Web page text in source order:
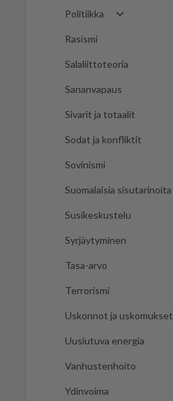
Politiikka
Rasismi
Salaliittoteoria
Sananvapaus
Sivarit ja totaalit
Sodat ja konfliktit
Sovinismi
Suomalaisia sisutarinoita
Susikeskustelu
Syrjäytyminen
Tasa-arvo
Terrorismi
Uskonnot ja uskomukset
Uusiutuva energia
Vanhustenhoito
Ydinvoima